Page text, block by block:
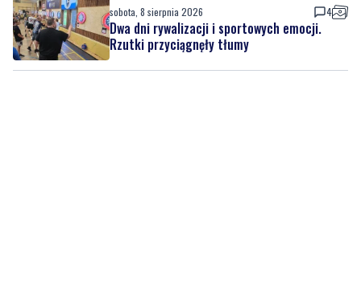
Nad morzem zmierzyli się najsilniejsi.
Sportowe emocje i ważny cel
sobota, 8 sierpnia 2026 4